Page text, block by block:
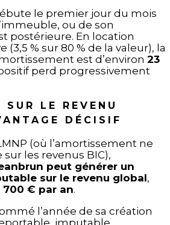
le premier jour du mois
ou de son
postérieure. En location
% sur 80 % de la valeur), la
est d’environ 23
perd progressivement
LE REVENU
DÉCISIF
(où l’amortissement ne
les revenus BIC),
peut générer un
sur le revenu global,
700 € par an.
l’année de sa création
imputable